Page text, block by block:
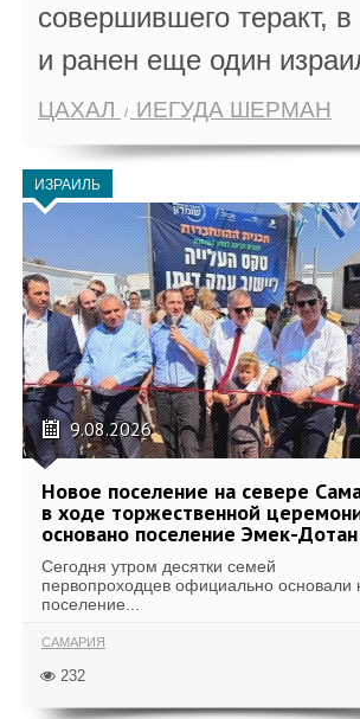
совершившего теракт,
и ранен еще один
ЦАХАЛ ИЕГУДА ШЕРМАН
ИЗРАИЛЬ
9.08.2026
Новое поселение на севере
в ходе торжественной
основано поселение Эмек-Дотан
Сегодня утром десятки семей
первопроходцев официально основали
поселение...
САМАРИЯ
232